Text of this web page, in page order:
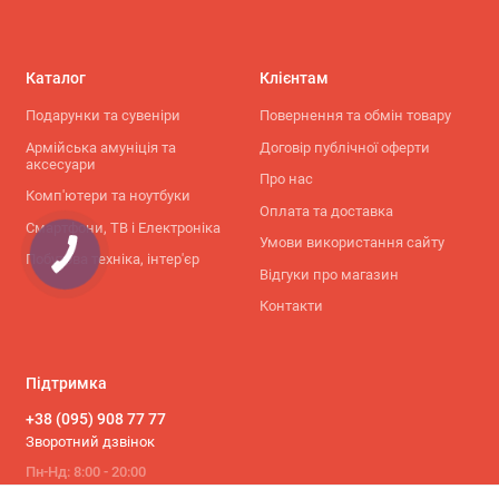
Каталог
Подарунки та сувеніри
Армійська амуніція та
аксесуари
Комп'ютери та ноутбуки
Смартфони, ТВ і Електроніка
Побутова техніка, інтер'єр
Клієнтам
Повернення та обмін товару
Договір публічної оферти
Про нас
Оплата та доставка
Умови використання сайту
Відгуки про магазин
Контакти
Підтримка
+38 (095) 908 77 77
Зворотний дзвінок
Пн-Нд: 8:00 - 20:00